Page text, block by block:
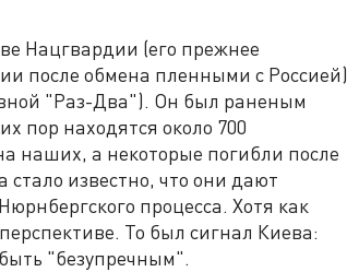
Нацгвардии (его прежнее
после обмена пленными с Россией)
"Раз-Два"). Он был раненым
пор находятся около 700
наших, а некоторые погибли после
стало известно, что они дают
процесса. Хотя как
То был сигнал Киева:
"безупречным".